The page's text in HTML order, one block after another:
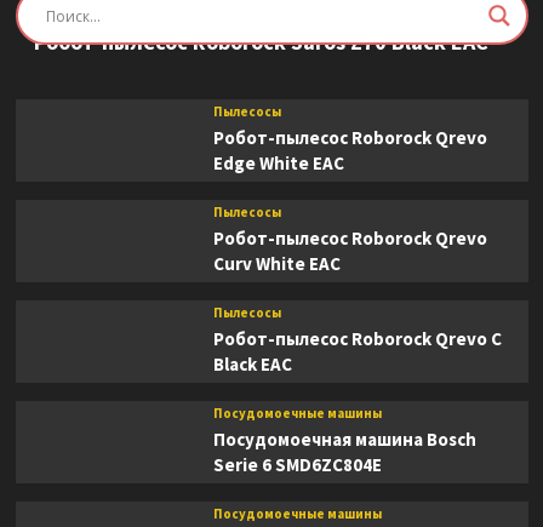
Пылесосы
Робот-пылесос Roborock Saros Z70 Black EAC
Пылесосы
Робот-пылесос Roborock Qrevo
Edge White EAC
Пылесосы
Робот-пылесос Roborock Qrevo
Curv White EAC
Пылесосы
Робот-пылесос Roborock Qrevo C
Black EAC
Посудомоечные машины
Посудомоечная машина Bosch
Serie 6 SMD6ZC804E
Посудомоечные машины